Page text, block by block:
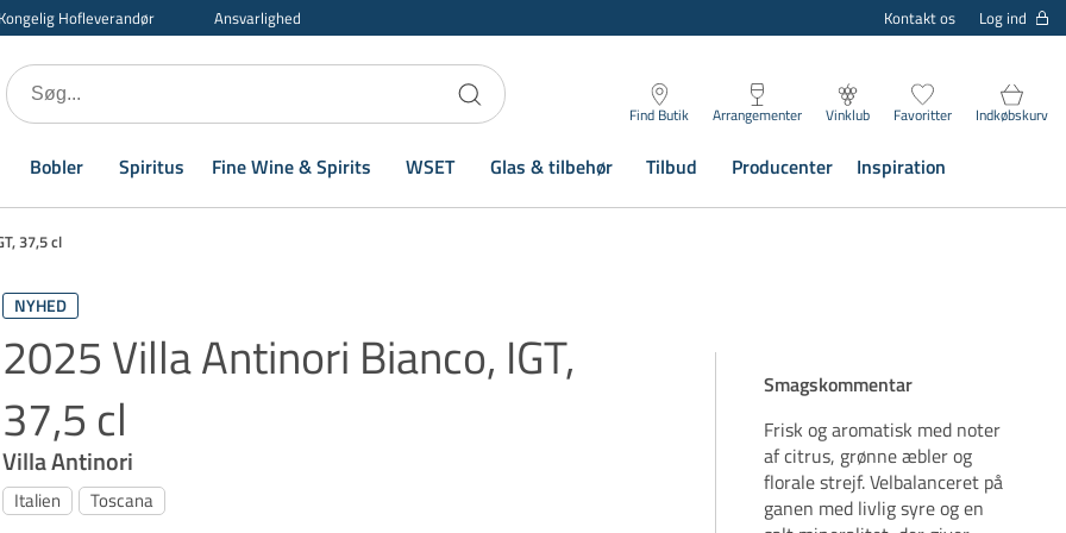
Hofleverandør Ansvarlighed Kontakt os Log ind
Find Butik Arrangementer Vinklub Favoritter Indkøbskurv
Bobler Spiritus Fine Wine & Spirits WSET Glas & tilbehør Tilbud Producenter Inspiration
37,5 cl
NYHED
2025 Villa Antinori Bianco, IGT,
37,5 cl
Villa Antinori
Italien Toscana
Smagskommentar
Frisk og aromatisk med noter
af citrus, grønne æbler og
florale strejf. Velbalanceret på
ganen med livlig syre og en